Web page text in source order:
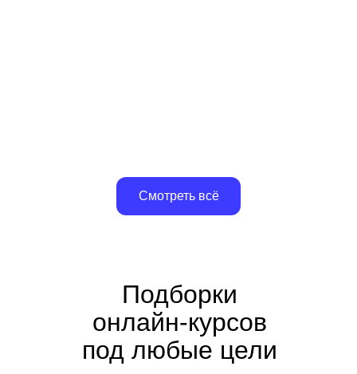
Смотреть всё
Подборки
онлайн-курсов
под любые цели